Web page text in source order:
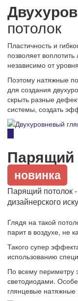
потолок
Пластичность и
позволяет
независимо от
Поэтому натяжные
для создания
скрыть разные
системы, создать
Парящий
новинка
Парящий потолок
дизайнерского
Глядя на такой
парит в воздухе, не
Такого супер
использованию
По всему периметру
светодиодами.
глянцевые натяжные